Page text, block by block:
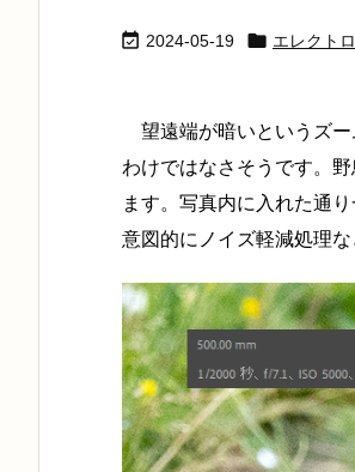
 2024-05-19  エレクト
望遠端が暗いというズー
わけではなさそうです。
ます。写真内に入れた通
意図的にノイズ軽減処理な